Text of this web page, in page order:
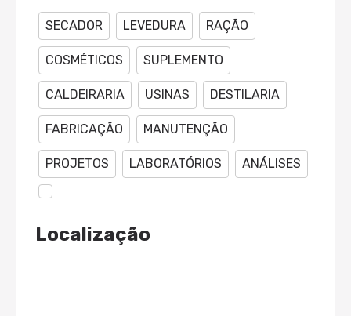
SECADOR LEVEDURA RAÇÃO
COSMÉTICOS SUPLEMENTO
CALDEIRARIA USINAS DESTILARIA
FABRICAÇÃO MANUTENÇÃO
PROJETOS LABORATÓRIOS ANÁLISES
Localização